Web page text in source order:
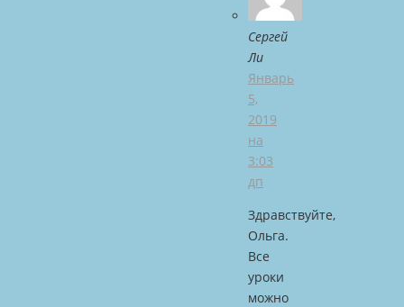
Сергей
Ли
Январь
5,
2019
на
3:03
дп
Здравствуйте,
Ольга.
Все
уроки
можно